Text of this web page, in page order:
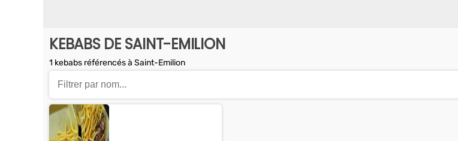
KEBABS DE SAINT-EMILION
1 kebabs référencés à Saint-Emilion